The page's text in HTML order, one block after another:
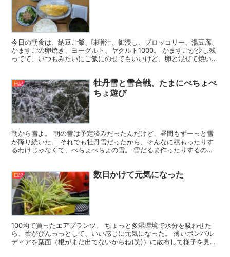
今日の朝食は、納豆ご飯、味噌汁、御浸し、ブロッコリー、湯豆腐、
かますごの卵焼き、ヨーグルト、ヤクルト1000。 かますごが少し残
ってて、いつもみたいにご飯にのせてもいいけど、卵と混ぜて焼いた
日記
牡丹雪と雪合戦、たまにべちょべ
ちょ遊び
朝から雪よ。 朝の雪は予定済みだったんだけど、昼間もずーっと雪
が降り続いた。 それでも牡丹雪だったから、そんなに積もったりす
るわけじゃなくて、べちょべちょの雪。 雪だるま作ったりするのに
日記 数日かけて元気になった
100均で買ったエアプランツ。 ちょっと多湿環境で水分を吸わせた
ら、葉がぴんっっとして、いい感じに元気になった。 薄いボンバル
ディアを葉面（根がまだ出てないからね(笑)）に散布して様子を見よ